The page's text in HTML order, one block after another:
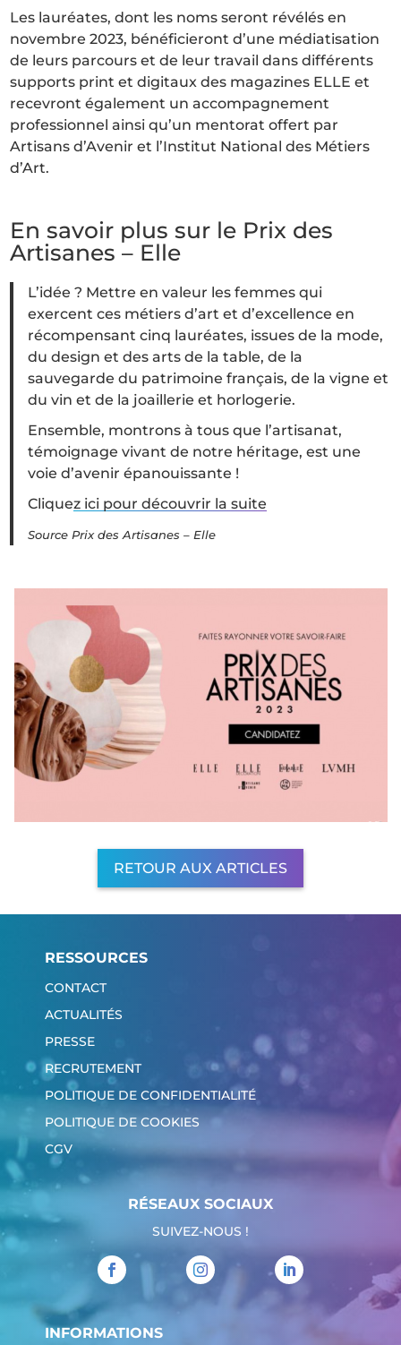
Les lauréates, dont les noms seront révélés en
novembre 2023, bénéficieront d’une médiatisation
de leurs parcours et de leur travail dans différents
supports print et digitaux des magazines ELLE et
recevront également un accompagnement
professionnel ainsi qu’un mentorat offert par
Artisans d’Avenir et l’Institut National des Métiers
d’Art.
En savoir plus sur le Prix des
Artisanes – Elle
L’idée ? Mettre en valeur les femmes qui
exercent ces métiers d’art et d’excellence en
récompensant cinq lauréates, issues de la mode,
du design et des arts de la table, de la
sauvegarde du patrimoine français, de la vigne et
du vin et de la joaillerie et horlogerie.
Ensemble, montrons à tous que l’artisanat,
témoignage vivant de notre héritage, est une
voie d’avenir épanouissante !
Cliquez ici pour découvrir la suite
Source Prix des Artisanes – Elle
RETOUR AUX ARTICLES
RESSOURCES
CONTACT
ACTUALITÉS
PRESSE
RECRUTEMENT
POLITIQUE DE CONFIDENTIALITÉ
POLITIQUE DE COOKIES
CGV
RÉSEAUX SOCIAUX
SUIVEZ-NOUS !
INFORMATIONS